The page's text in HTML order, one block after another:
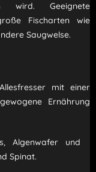
wird.
Geeignete
Fischarten wie
Saugwelse.
mit einer
Ernährung
Algenwafer und
Spinat.